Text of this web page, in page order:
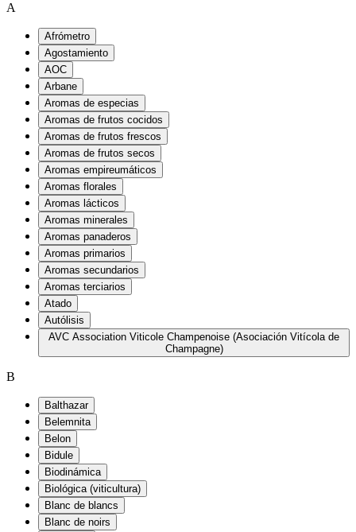
A
Afrómetro
Agostamiento
AOC
Arbane
Aromas de especias
Aromas de frutos cocidos
Aromas de frutos frescos
Aromas de frutos secos
Aromas empireumáticos
Aromas florales
Aromas lácticos
Aromas minerales
Aromas panaderos
Aromas primarios
Aromas secundarios
Aromas terciarios
Atado
Autólisis
AVC Association Viticole Champenoise (Asociación Vitícola de
Champagne)
B
Balthazar
Belemnita
Belon
Bidule
Biodinámica
Biológica (viticultura)
Blanc de blancs
Blanc de noirs